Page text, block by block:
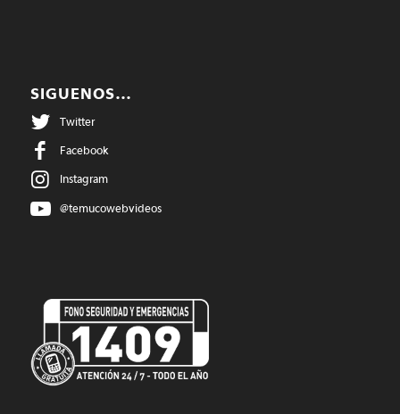
SIGUENOS…
Twitter
Facebook
Instagram
@temucowebvideos